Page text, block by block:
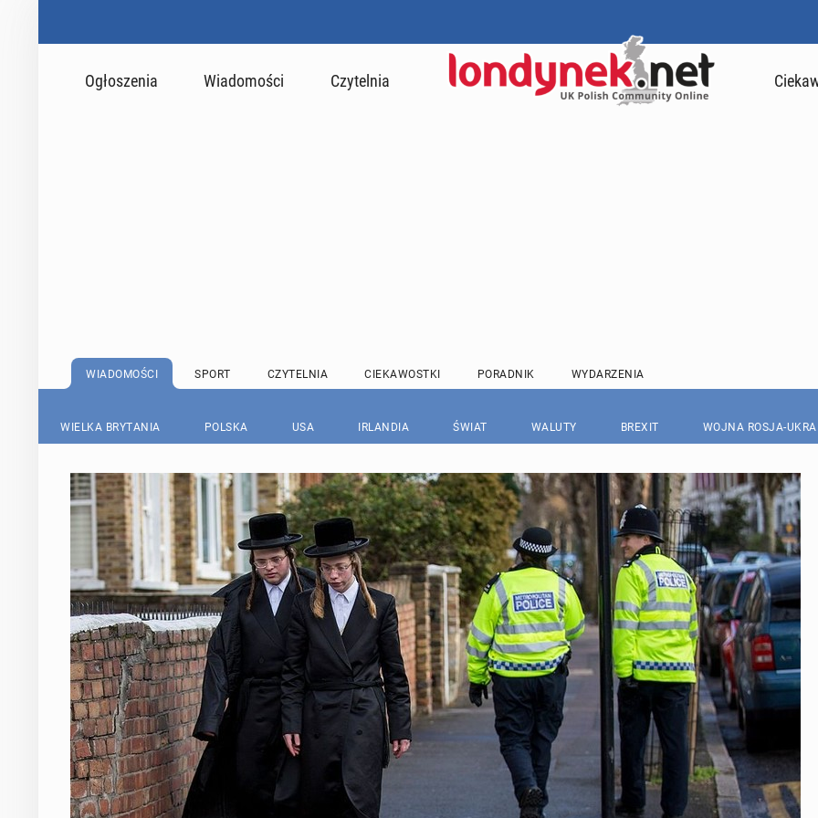
Ogłoszenia Wiadomości Czytelnia
WIADOMOŚCI SPORT CZYTELNIA CIEKAWOSTKI PORADNIK WYDARZENIA
WIELKA BRYTANIA POLSKA USA IRLANDIA ŚWIAT WALUTY BREXIT WOJNA ROSJA-